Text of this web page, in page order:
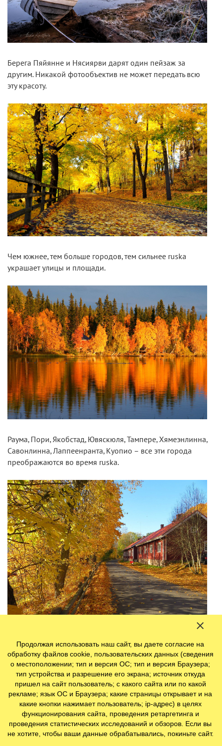
Берега Пяйянне и Нясиярви дарят один пейзаж за
другим. Никакой фотообъектив не может передать всю
эту красоту.
Чем южнее, тем больше городов, тем сильнее ruska
украшает улицы и площади.
Раума, Пори, Якобстад, Ювяскюля, Тампере, Хямеэнлинна,
Савонлинна, Лаппеенранта, Куопио – все эти города
преображаются во время ruska.
Южные регионы страны сочетают в себе прекрасные
природные пейзажи и городские богатства.
Взять хотя бы знаменитый Порвоо. Город буквально
завораживает своей уютной красотой.
Продолжая использовать наш сайт, вы даете согласие на
обработку файлов cookie, пользовательских данных (сведения
о местоположении; тип и версия ОС; тип и версия Браузера;
тип устройства и разрешение его экрана; источник откуда
пришел на сайт пользователь; с какого сайта или по какой
рекламе; язык ОС и Браузера; какие страницы открывает и на
какие кнопки нажимает пользователь; ip-адрес) в целях
функционирования сайта, проведения ретаргетинга и
проведения статистических исследований и обзоров. Если вы
не хотите, чтобы ваши данные обрабатывались, покиньте сайт.